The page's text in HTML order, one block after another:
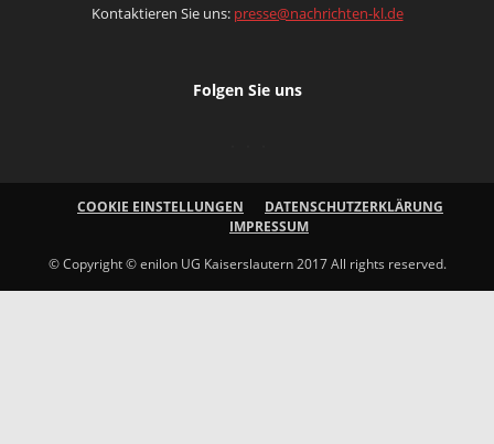
Kontaktieren Sie uns: presse@nachrichten-kl.de
Folgen Sie uns
COOKIE EINSTELLUNGEN
DATENSCHUTZERKLÄRUNG
IMPRESSUM
© Copyright © enilon UG Kaiserslautern 2017 All rights reserved.